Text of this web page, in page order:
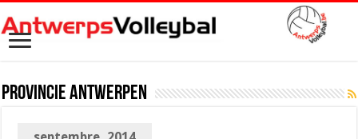
Provincie Antwerpen